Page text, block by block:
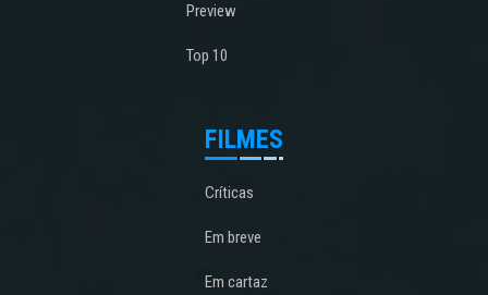
Preview
Top 10
FILMES
Críticas
Em breve
Em cartaz